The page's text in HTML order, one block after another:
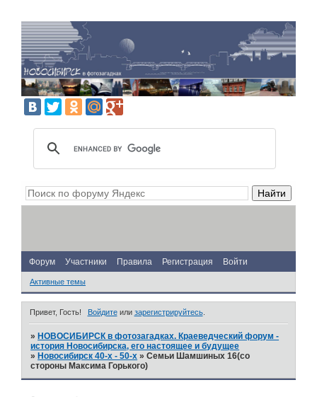
Форум Участники Правила Регистрация Войти
Активные темы
Привет, Гость! Войдитеили зарегистрируйтесь.
» НОВОСИБИРСК в фотозагадках. Краеведческий форум -
история Новосибирска, его настоящее и будущее
» Новосибирск 40-х - 50-х »Семьи Шамшиных 16(со
стороны Максима Горького)